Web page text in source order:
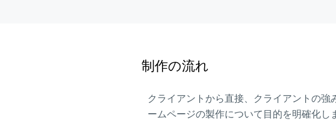
制作の流れ
クライアントから直接、クライアントの
ームページの製作について目的を明確化し